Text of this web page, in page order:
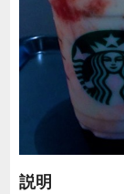
説明